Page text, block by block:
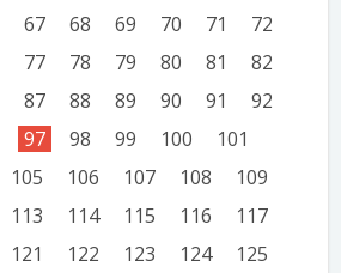
67 68 69 70 71
72
77 78 79 80 81
82
87 88 89 90 91
92
97 98 99 100
101
105 106 107 108
109
113 114 115 116
117
121 122 123 124
125